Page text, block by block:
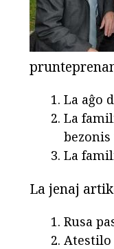
La aĝo
La
La
La jenaj
Rusa
Atestilo